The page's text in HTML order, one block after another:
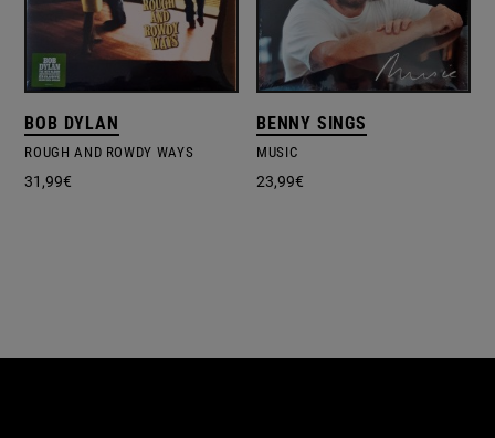
BOB DYLAN
ROUGH AND ROWDY WAYS
31,99€
BENNY SINGS
MUSIC
23,99€